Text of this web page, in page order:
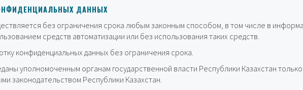
ДАННЫХ
без ограничения срока любым законным способом, в том числе в
средств автоматизации или без использования таких средств.
конфиденциальных данных без ограничения срока.
уполномоченным органам государственной власти Республики Казахстан
законодательством Республики Казахстан.